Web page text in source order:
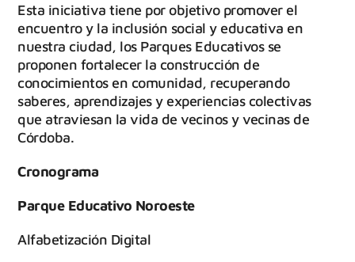
Esta iniciativa tiene por objetivo promover el
encuentro y la inclusión social y educativa en
nuestra ciudad, los Parques Educativos se
proponen fortalecer la construcción de
conocimientos en comunidad, recuperando
saberes, aprendizajes y experiencias colectivas
que atraviesan la vida de vecinos y vecinas de
Córdoba.
Cronograma
Parque Educativo Noroeste
Alfabetización Digital